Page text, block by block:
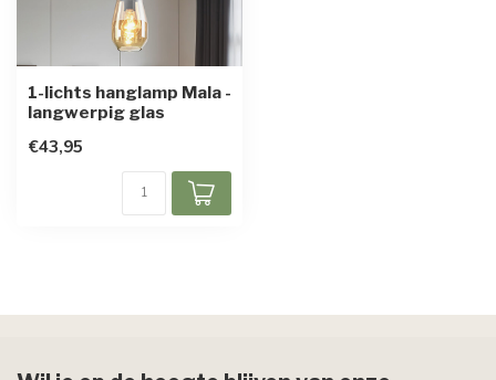
1-lichts hanglamp Mala -
langwerpig glas
€43,95